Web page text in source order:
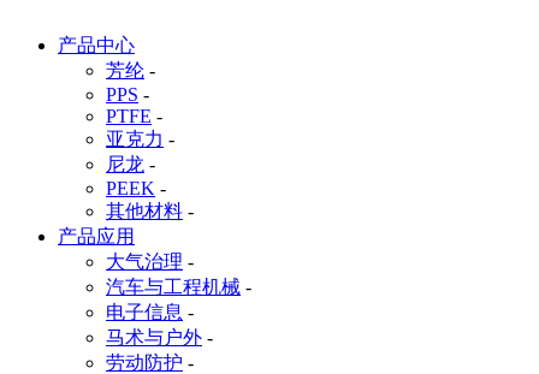
产品中心
芳纶 -
PPS -
PTFE -
亚克力 -
尼龙 -
PEEK -
其他材料 -
产品应用
大气治理 -
汽车与工程机械 -
电子信息 -
马术与户外 -
劳动防护 -